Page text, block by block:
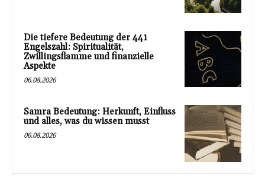
Die tiefere Bedeutung der 441
Engelszahl: Spiritualität,
Zwillingsflamme und finanzielle
Aspekte
06.08.2026
Samra Bedeutung: Herkunft, Einfluss
und alles, was du wissen musst
06.08.2026